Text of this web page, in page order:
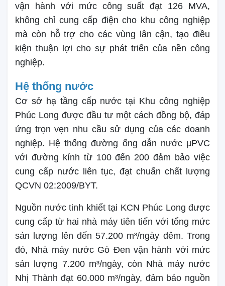
vận hành với mức công suất đạt 126 MVA,
không chỉ cung cấp điện cho khu công nghiệp
mà còn hỗ trợ cho các vùng lân cận, tạo điều
kiện thuận lợi cho sự phát triển của nền công
nghiệp.
Hệ thống nước
Cơ sở hạ tầng cấp nước tại Khu công nghiệp
Phúc Long được đầu tư một cách đồng bộ, đáp
ứng trọn vẹn nhu cầu sử dụng của các doanh
nghiệp. Hệ thống đường ống dẫn nước µPVC
với đường kính từ 100 đến 200 đảm bảo việc
cung cấp nước liên tục, đạt chuẩn chất lượng
QCVN 02:2009/BYT.
Nguồn nước tinh khiết tại KCN Phúc Long được
cung cấp từ hai nhà máy tiên tiến với tổng mức
sản lượng lên đến 57.200 m³/ngày đêm. Trong
đó, Nhà máy nước Gò Đen vận hành với mức
sản lượng 7.200 m³/ngày, còn Nhà máy nước
Nhị Thành đạt 60.000 m³/ngày, đảm bảo nguồn